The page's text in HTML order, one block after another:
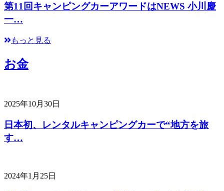
第11回キャンピングカーアワードはNEWS 小川慶
一…
もっと見る
お金
2025年10月30日
日本初、レンタルキャンピングカーで“地方を旅
す…
2024年1月25日